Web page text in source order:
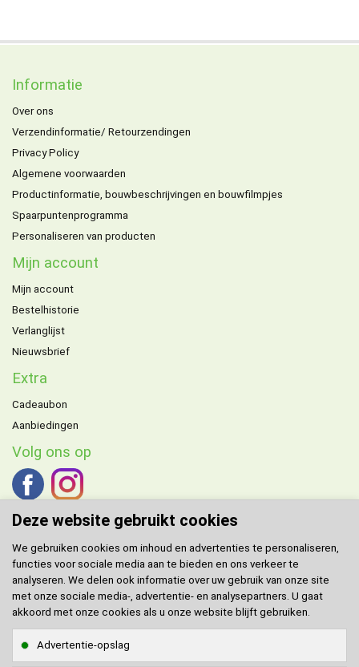
Informatie
Over ons
Verzendinformatie/ Retourzendingen
Privacy Policy
Algemene voorwaarden
Productinformatie, bouwbeschrijvingen en bouwfilmpjes
Spaarpuntenprogramma
Personaliseren van producten
Mijn account
Mijn account
Bestelhistorie
Verlanglijst
Nieuwsbrief
Extra
Cadeaubon
Aanbiedingen
Volg ons op
DOMENECHagent voor de Benelux.
Klantenservice
Sitemap
Deze website gebruikt cookies
We gebruiken cookies om inhoud en advertenties te personaliseren,
functies voor sociale media aan te bieden en ons verkeer te
analyseren. We delen ook informatie over uw gebruik van onze site
met onze sociale media-, advertentie- en analysepartners. U gaat
akkoord met onze cookies als u onze website blijft gebruiken.
Advertentie-opslag